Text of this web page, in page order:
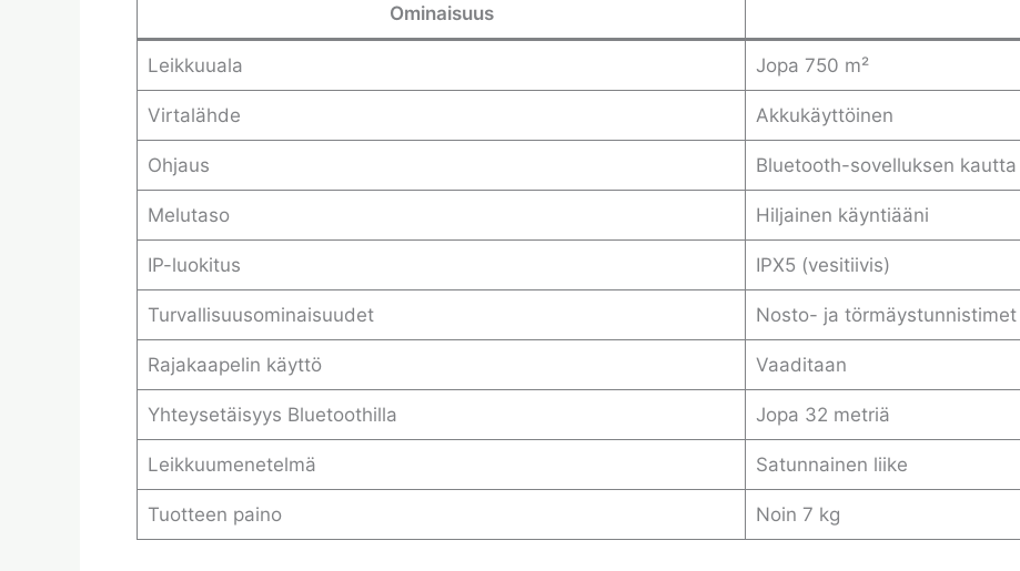
Ominaisuus
Leikkuuala Jopa 750 m²
Virtalähde Akkukäyttöinen
Ohjaus Bluetooth-sovelluksen kautta
Melutaso Hiljainen käyntiääni
IP-luokitus IPX5 (vesitiivis)
Turvallisuusominaisuudet Nosto- ja törmäystunnistimet
Rajakaapelin käyttö Vaaditaan
Yhteysetäisyys Bluetoothilla Jopa 32 metriä
Leikkuumenetelmä Satunnainen liike
Tuotteen paino Noin 7 kg